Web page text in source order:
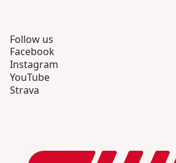
Follow us
Facebook
Instagram
YouTube
Strava